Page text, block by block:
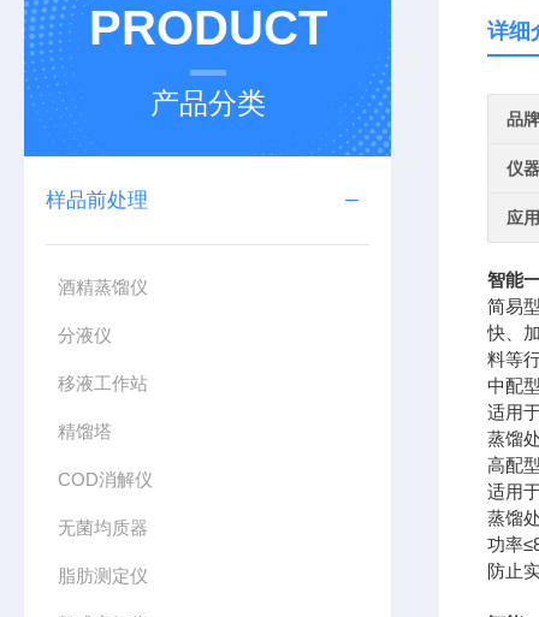
PRODUCT
产品分类
样品前处理
酒精蒸馏仪
分液仪
移液工作站
精馏塔
COD消解仪
无菌均质器
脂肪测定仪
详细
品牌
仪
应
智能
简易
快、
料等
中配
适用
蒸馏
高配
适用
蒸馏
功率
防止